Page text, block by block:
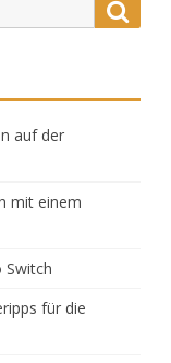
auf der
mit einem
Switch
für die